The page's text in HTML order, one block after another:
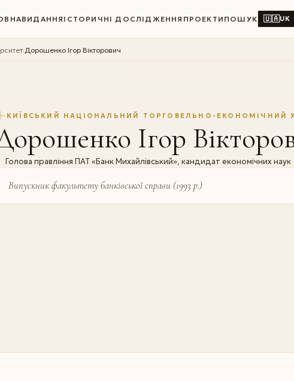
ВИДАННЯ ІСТОРИЧНІ ДОСЛІДЖЕННЯ ПРОЕКТИ ПОШУК 🇺🇦UK
›Дорошенко Ігор Вікторович
КИЇВСЬКИЙ НАЦІОНАЛЬНИЙ ТОРГОВЕЛЬНО-ЕКОНОМІЧНИЙ
Ігор
Голова правління ПАТ «Банк Михайлівський», кандидат економічних наук
Випускник факультету банківської справи (1993 р.)